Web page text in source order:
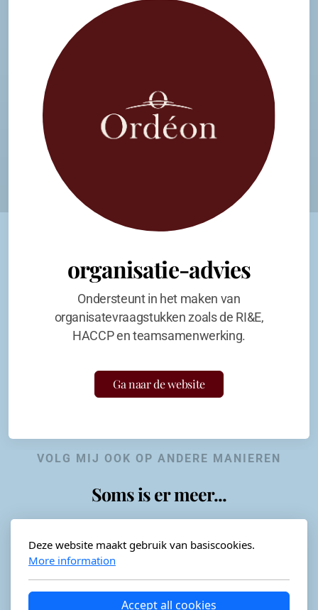
organisatie-advies
Ondersteunt in het maken van
organisatevraagstukken zoals de RI&E,
HACCP en teamsamenwerking.
Ga naar de website
VOLG MIJ OOK OP ANDERE MANIEREN
Soms is er meer...
Horeca-advies
Deze website maakt gebruik van basiscookies.
More information
Accept all cookies